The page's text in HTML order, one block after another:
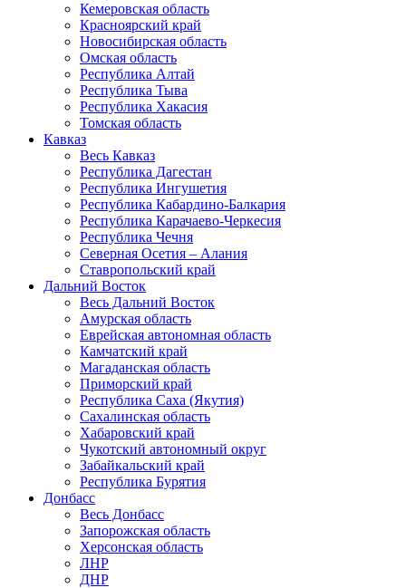
Кемеровская область
Красноярский край
Новосибирская область
Омская область
Республика Алтай
Республика Тыва
Республика Хакасия
Томская область
Кавказ
Весь Кавказ
Республика Дагестан
Республика Ингушетия
Республика Кабардино-Балкария
Республика Карачаево-Черкесия
Республика Чечня
Северная Осетия – Алания
Ставропольский край
Дальний Восток
Весь Дальний Восток
Амурская область
Еврейская автономная область
Камчатский край
Магаданская область
Приморский край
Республика Саха (Якутия)
Сахалинская область
Хабаровский край
Чукотский автономный округ
Забайкальский край
Республика Бурятия
Донбасс
Весь Донбасс
Запорожская область
Херсонская область
ЛНР
ДНР